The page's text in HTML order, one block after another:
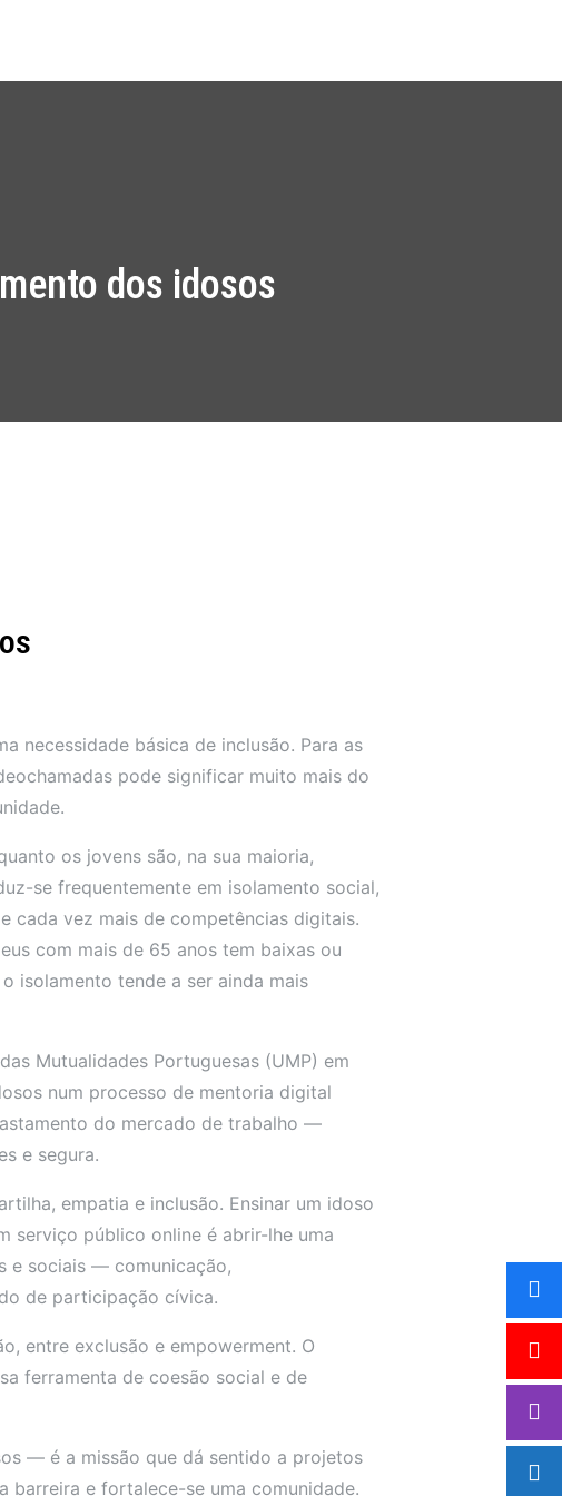
dos idosos
necessidade básica de inclusão. Para as
pode significar muito mais do
os jovens são, na sua maioria,
se frequentemente em isolamento social,
cada vez mais de competências digitais.
com mais de 65 anos tem baixas ou
isolamento tende a ser ainda mais
Mutualidades Portuguesas (UMP) em
num processo de mentoria digital
do mercado de trabalho —
e segura.
empatia e inclusão. Ensinar um idoso
serviço público online é abrir-lhe uma
e sociais — comunicação,
de participação cívica.
entre exclusão e empowerment. O
ferramenta de coesão social e de
— é a missão que dá sentido a projetos
barreira e fortalece-se uma comunidade.